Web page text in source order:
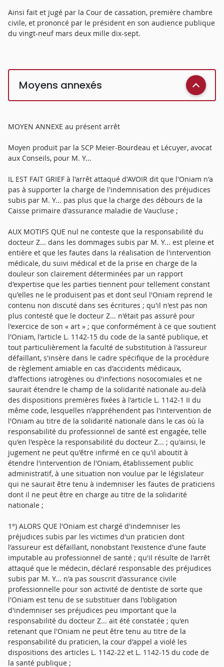
Ainsi fait et jugé par la Cour de cassation, première chambre
civile, et prononcé par le président en son audience publique
du vingt-neuf mars deux mille dix-sept.
Moyens annexés
MOYEN ANNEXE au présent arrêt
Moyen produit par la SCP Meier-Bourdeau et Lécuyer, avocat
aux Conseils, pour M. Y...
IL EST FAIT GRIEF à l'arrêt attaqué d'AVOIR dit que l'Oniam n'a
pas à supporter la charge de l'indemnisation des préjudices
subis par M. Y... pas plus que la charge des débours de la
Caisse primaire d'assurance maladie de Vaucluse ;
AUX MOTIFS QUE nul ne conteste que la responsabilité du
docteur Z... dans les dommages subis par M. Y... est pleine et
entière et que les fautes dans la réalisation de l'intervention
médicale, du suivi médical et de la prise en charge de la
douleur son clairement déterminées par un rapport
d'expertise que les parties tiennent pour tellement constant
qu'elles ne le produisent pas et dont seul l'Oniam reprend le
contenu non discuté dans ses écritures ; qu'il n'est pas non
plus contesté que le docteur Z... n'était pas assuré pour
l'exercice de son « art » ; que conformément à ce que soutient
l'Oniam, l'article L. 1142-15 du code de la santé publique, et
tout particulièrement la faculté de substitution à l'assureur
défaillant, s'insère dans le cadre spécifique de la procédure
de règlement amiable en cas d'accidents médicaux,
d'affections iatrogènes ou d'infections nosocomiales et ne
saurait étendre le champ de la solidarité nationale au-delà
des dispositions premières fixées à l'article L. 1142-1 II du
même code, lesquelles n'appréhendent pas l'intervention de
l'Oniam au titre de la solidarité nationale dans le cas où la
responsabilité du professionnel de santé est engagée, telle
qu'en l'espèce la responsabilité du docteur Z... ; qu'ainsi, le
jugement ne peut qu'être infirmé en ce qu'il aboutit à
étendre l'intervention de l'Oniam, établissement public
administratif, à une situation non voulue par le législateur
qui ne saurait être tenu à indemniser les fautes de praticiens
dont il ne peut être en charge au titre de la solidarité
nationale ;
1°) ALORS QUE l'Oniam est chargé d'indemniser les
préjudices subis par les victimes d'un praticien dont
l'assureur est défaillant, nonobstant l'existence d'une faute
imputable au professionnel de santé ; qu'il résulte de l'arrêt
attaqué que le médecin, déclaré responsable des préjudices
subis par M. Y... n'a pas souscrit d'assurance civile
professionnelle pour son activité de dentiste de sorte que
l'Oniam est tenu de se substituer dans l'obligation
d'indemniser ses préjudices peu important que la
responsabilité du docteur Z... ait été constatée ; qu'en
retenant que l'Oniam ne peut être tenu au titre de la
responsabilité du praticien, la cour d'appel a violé les
dispositions des articles L. 1142-22 et L. 1142-15 du code de
la santé publique ;